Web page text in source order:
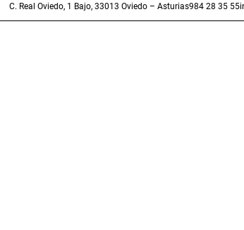
C. Real Oviedo, 1 Bajo, 33013 Oviedo – Asturias984 28 35 55